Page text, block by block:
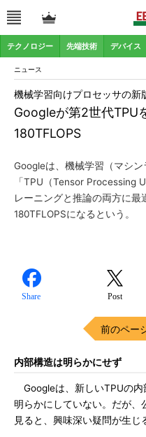
テクノロジー 先端技術 デバイス
ニュース
Googleが第2世代TPU
180TFLOPS
機械学習向けプロセッサの新
Googleは、機械学習（マシ
「TPU（Tensor Processing
レーニングと推論の両方に
180TFLOPSになるという。
Share Post
前のペー
内部構造は明らかにせず
Googleは、新しいTPUの内
明らかにしていない。だが、
見ると、興味深い疑問が生じ